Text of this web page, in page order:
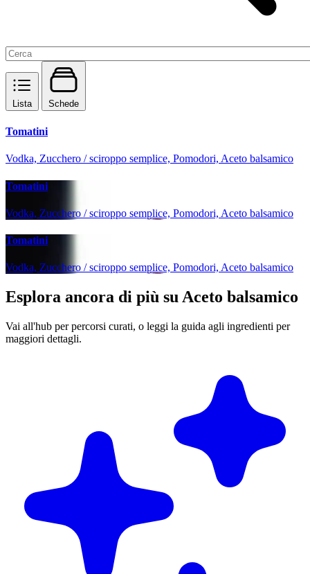
Lista Schede
Tomatini
Vodka, Zucchero / sciroppo semplice, Pomodori, Aceto balsamico
Tomatini
Vodka, Zucchero / sciroppo semplice, Pomodori, Aceto balsamico
Tomatini
Vodka, Zucchero / sciroppo semplice, Pomodori, Aceto balsamico
Esplora ancora di più su Aceto balsamico
Vai all'hub per percorsi curati, o leggi la guida agli ingredienti per
maggiori dettagli.